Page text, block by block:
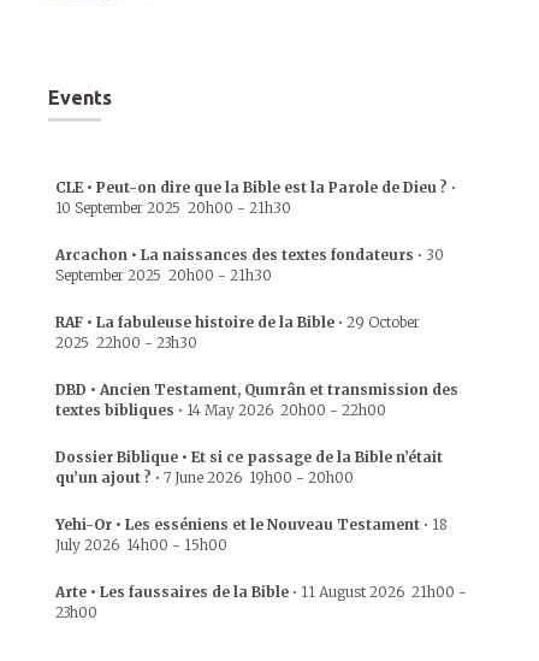
Events
CLE • Peut-on dire que la Bible est la Parole de Dieu ? •
10 September 2025 20h00 - 21h30
Arcachon • La naissances des textes fondateurs • 30
September 2025 20h00 - 21h30
RAF • La fabuleuse histoire de la Bible • 29 October
2025 22h00 - 23h30
DBD • Ancien Testament, Qumrân et transmission des
textes bibliques • 14 May 2026 20h00 - 22h00
Dossier Biblique • Et si ce passage de la Bible n’était
qu’un ajout ? • 7 June 2026 19h00 - 20h00
Yehi-Or • Les esséniens et le Nouveau Testament • 18
July 2026 14h00 - 15h00
Arte • Les faussaires de la Bible • 11 August 2026 21h00 -
23h00